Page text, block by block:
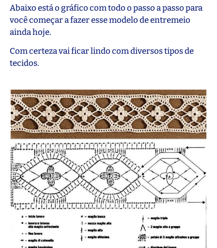
Abaixo está o gráfico com todo o passo a passo para
você começar a fazer esse modelo de entremeio
ainda hoje.
Com certeza vai ficar lindo com diversos tipos de
tecidos.